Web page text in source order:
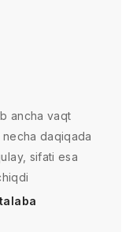
ancha vaqt
daqiqada
sifati esa